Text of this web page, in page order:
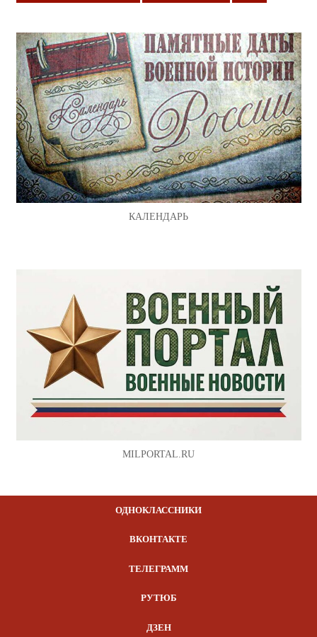
КАЛЕНДАРЬ
MILPORTAL.RU
ОДНОКЛАССНИКИ
ВКОНТАКТЕ
ТЕЛЕГРАММ
РУТЮБ
ДЗЕН